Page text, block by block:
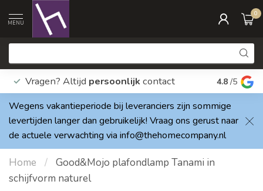
MENU
0
Vragen? Altijd persoonlijk contact Elke dag
4.8 /5
Wegens vakantieperiode bij leveranciers zijn sommige
levertijden langer dan gebruikelijk! Vraag ons gerust naar
de actuele verwachting via info@thehomecompany.nl
Home /
Good&Mojo plafondlamp Tanami in
schijfvorm naturel